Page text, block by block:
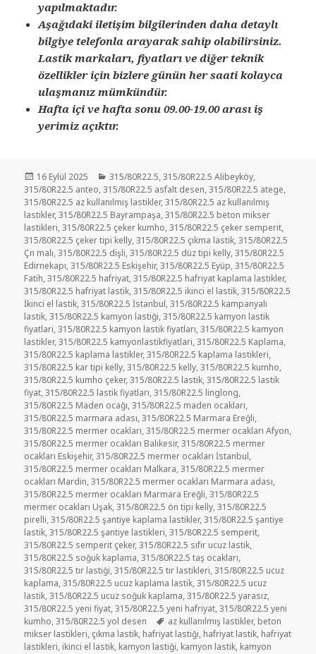
yapılmaktadır.
Aşağıdaki iletişim bilgilerinden daha detaylı
bilgiye telefonla arayarak sahip olabilirsiniz.
Lastik markaları, fiyatları ve diğer teknik
özellikler için bizlere günün her saati kolayca
ulaşmanız mümkündür.
Hafta içi ve hafta sonu 09.00-19.00 arası iş
yerimiz açıktır.
Yayın
tarihi
16 Eylül 2025 Kategoriler
315/80R22.5,315/80R22.5 Alibeyköy,
315/80R22.5 anteo,315/80R22.5 asfalt desen,315/80R22.5 atege,
315/80R22.5 az kullanılmış lastikler,315/80R22.5 az kullanılmış
lastikler,315/80R22.5 Bayrampaşa,315/80R22.5 beton mikser
lastikleri,315/80R22.5 çeker kumho,315/80R22.5 çeker semperit,
315/80R22.5 çeker tipi kelly,315/80R22.5 çıkma lastik,315/80R22.5
Çn malı,315/80R22.5 dişli,315/80R22.5 düz tipi kelly,315/80R22.5
Edirnekapı,315/80R22.5 Eskişehir,315/80R22.5 Eyüp,315/80R22.5
Fatih,315/80R22.5 hafriyat,315/80R22.5 hafriyat kaplama lastikler,
315/80R22.5 hafriyat lastik,315/80R22.5 ikinci el lastik,315/80R22.5
İkinci el lastik,315/80R22.5 İstanbul,315/80R22.5 kampanyalı
lastik,315/80R22.5 kamyon lastiği,315/80R22.5 kamyon lastik
fiyatlari,315/80R22.5 kamyon lastik fiyatları,315/80R22.5 kamyon
lastikler,315/80R22.5 kamyonlastikfiyatlari,315/80R22.5 Kaplama,
315/80R22.5 kaplama lastikler,315/80R22.5 kaplama lastikleri,
315/80R22.5 kar tipi kelly,315/80R22.5 kelly,315/80R22.5 kumho,
315/80R22.5 kumho çeker,315/80R22.5 lastik,315/80R22.5 lastik
fiyat,315/80R22.5 lastik fiyatları,315/80R22.5 linglong,
315/80R22.5 Maden ocağı,315/80R22.5 maden ocakları,
315/80R22.5 marmara adası,315/80R22.5 Marmara Ereğli,
315/80R22.5 mermer ocakları,315/80R22.5 mermer ocakları Afyon,
315/80R22.5 mermer ocakları Balıkesir,315/80R22.5 mermer
ocakları Eskişehir,315/80R22.5 mermer ocakları İstanbul,
315/80R22.5 mermer ocakları Malkara,315/80R22.5 mermer
ocakları Mardin,315/80R22.5 mermer ocakları Marmara adası,
315/80R22.5 mermer ocakları Marmara Ereğli,315/80R22.5
mermer ocakları Uşak,315/80R22.5 ön tipi kelly,315/80R22.5
pirelli,315/80R22.5 şantiye kaplama lastikler,315/80R22.5 şantiye
lastik,315/80R22.5 şantiye lastikleri,315/80R22.5 semperit,
315/80R22.5 semperit çeker,315/80R22.5 sıfır ucuz lastik,
315/80R22.5 soğuk kaplama,315/80R22.5 taş ocakları,
315/80R22.5 tır lastiği,315/80R22.5 tır lastikleri,315/80R22.5 ucuz
kaplama,315/80R22.5 ucuz kaplama lastik,315/80R22.5 ucuz
lastik,315/80R22.5 ucuz soğuk kaplama,315/80R22.5 yarasız,
315/80R22.5 yeni fiyat,315/80R22.5 yeni hafriyat,315/80R22.5 yeni
kumho,315/80R22.5 yol desen Etiketler
az kullanılmış lastikler, beton
mikser lastikleri, çıkma lastik, hafriyat lastiği, hafriyat lastik, hafriyat
lastikleri, ikinci el lastik, kamyon lastiği, kamyon lastik, kamyon